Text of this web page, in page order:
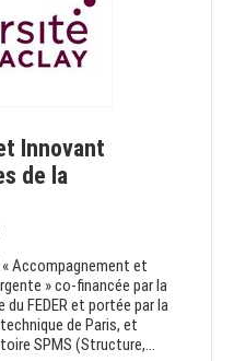
Innovant
de la
« Accompagnement et
» co-financée par la
du FEDER et portée par la
de Paris, et
SPMS (Structure,...